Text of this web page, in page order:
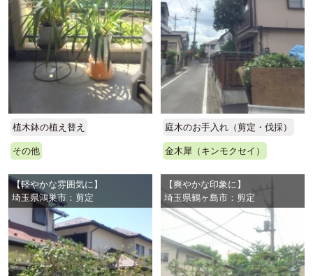
植木鉢の植え替え
その他
庭木のお手入れ（剪定・伐採）
金木犀（キンモクセイ）
【軽やかな雰囲気に】
埼玉県鴻巣市：剪定
【爽やかな印象に】
埼玉県鶴ヶ島市：剪定